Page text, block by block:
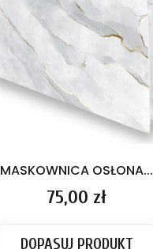
MASKOWNICA OSŁONA...
Cena
75,00 zł
DOPASUJ PRODUKT